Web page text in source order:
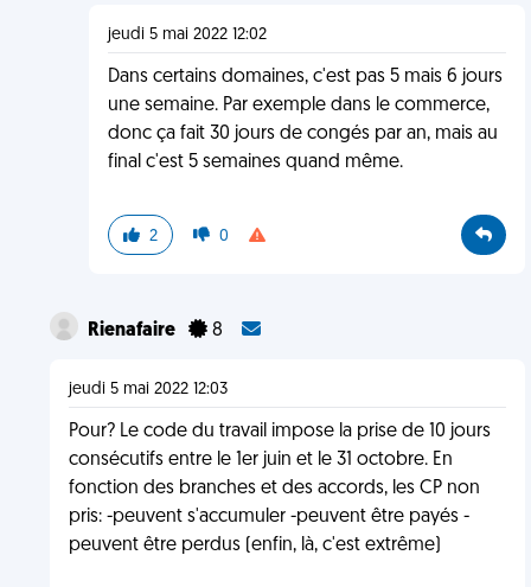
jeudi 5 mai 2022 12:02
Dans certains domaines, c'est pas 5 mais 6 jours
une semaine. Par exemple dans le commerce,
donc ça fait 30 jours de congés par an, mais au
final c'est 5 semaines quand même.
2 0
Rienafaire 8
jeudi 5 mai 2022 12:03
Pour? Le code du travail impose la prise de 10 jours
consécutifs entre le 1er juin et le 31 octobre. En
fonction des branches et des accords, les CP non
pris: -peuvent s'accumuler -peuvent être payés -
peuvent être perdus (enfin, là, c'est extrême)